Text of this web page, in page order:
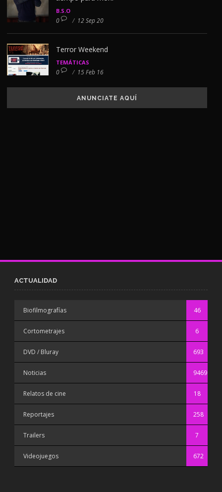
B.S.O
0 / 12 Sep 20
Terror Weekend
TEMÁTICAS
0 / 15 Feb 16
ANUNCIATE AQUÍ
ACTUALIDAD
Biofilmografías 46
Cortometrajes 6
DVD / Bluray 693
Noticias 9469
Relatos de cine 18
Reportajes 258
Trailers 7
Videojuegos 672